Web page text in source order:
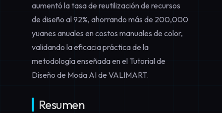
aumentó la tasa de reutilización de recursos
de diseño al 92%, ahorrando más de 200,000
yuanes anuales en costos manuales de color,
validando la eficacia práctica de la
metodología enseñada en el Tutorial de
Diseño de Moda AI de VALIMART.
Resumen